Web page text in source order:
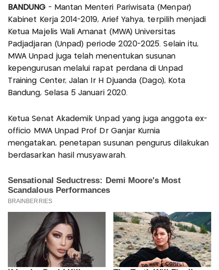
BANDUNG - Mantan Menteri Pariwisata (Menpar)
Kabinet Kerja 2014-2019, Arief Yahya, terpilih menjadi
Ketua Majelis Wali Amanat (MWA) Universitas
Padjadjaran (Unpad) periode 2020-2025. Selain itu,
MWA Unpad juga telah menentukan susunan
kepengurusan melalui rapat perdana di Unpad
Training Center, Jalan Ir H Djuanda (Dago), Kota
Bandung, Selasa 5 Januari 2020.
Ketua Senat Akademik Unpad yang juga anggota ex-
officio MWA Unpad Prof Dr Ganjar Kurnia
mengatakan, penetapan susunan pengurus dilakukan
berdasarkan hasil musyawarah.